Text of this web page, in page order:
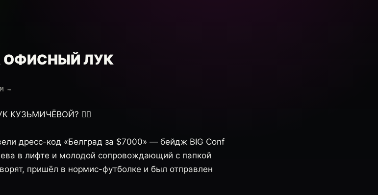
ОФИСНЫЙ ЛУК
→
КУЗЬМИЧЁВОЙ? 🕵️‍♂️
дресс-код «Белград за $7000» — бейдж BIG Conf
в лифте и молодой сопровождающий с папкой
пришёл в нормис-футболке и был отправлен